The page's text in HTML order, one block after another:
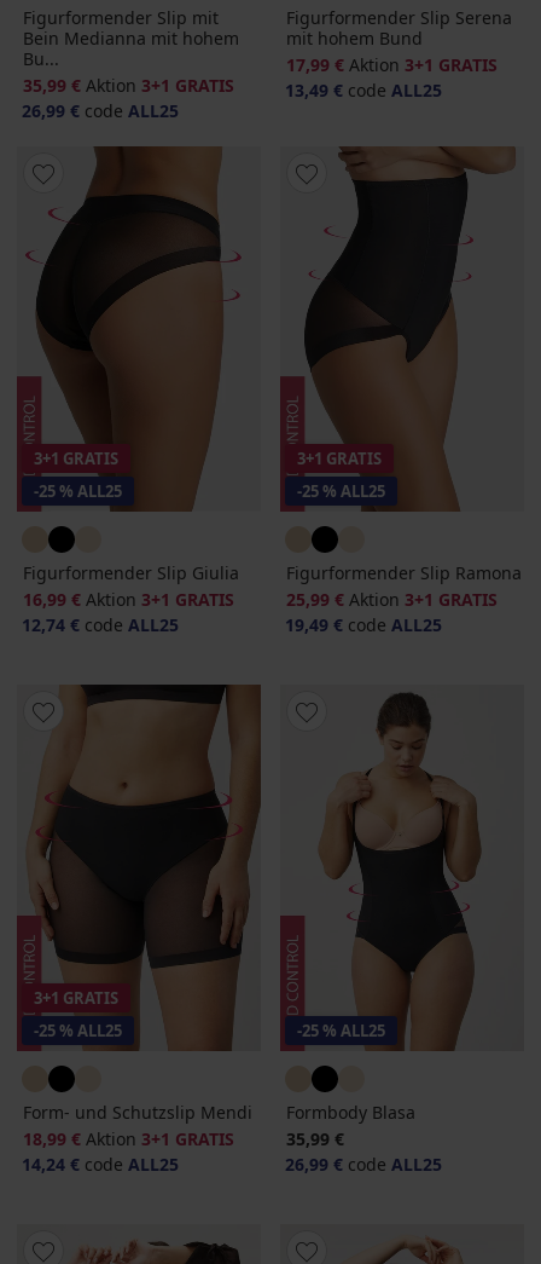
Figurformender Slip mit
Bein Medianna mit hohem
Bu...
35,99 € Aktion 3+1 GRATIS
26,99 € code ALL25
Figurformender Slip Serena
mit hohem Bund
17,99 € Aktion 3+1 GRATIS
13,49 € code ALL25
3+1 GRATIS
-25 % ALL25
Figurformender Slip Giulia
16,99 € Aktion 3+1 GRATIS
12,74 € code ALL25
3+1 GRATIS
-25 % ALL25
Figurformender Slip Ramona
25,99 € Aktion 3+1 GRATIS
19,49 € code ALL25
3+1 GRATIS
-25 % ALL25
Form- und Schutzslip Mendi
18,99 € Aktion 3+1 GRATIS
14,24 € code ALL25
-25 % ALL25
Formbody Blasa
35,99 €
26,99 € code ALL25